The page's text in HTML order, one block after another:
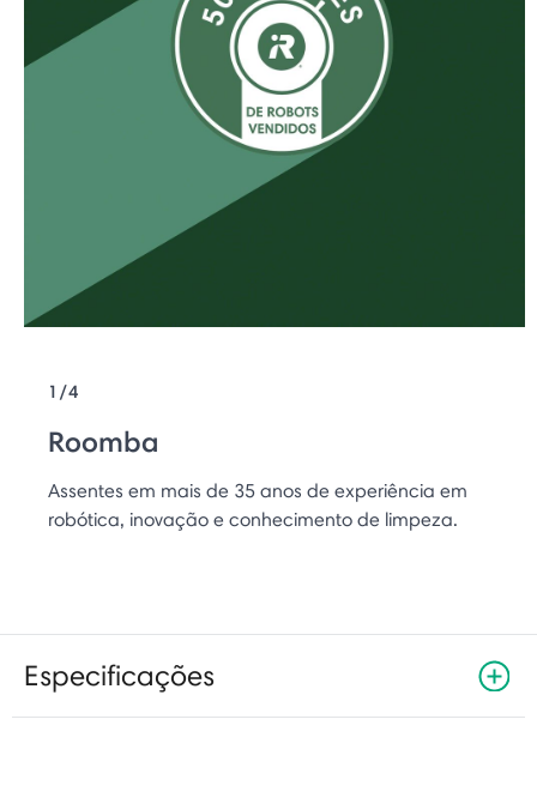
1/4
Roomba
Assentes em mais de 35 anos de experiência em
robótica, inovação e conhecimento de limpeza.
Especificações